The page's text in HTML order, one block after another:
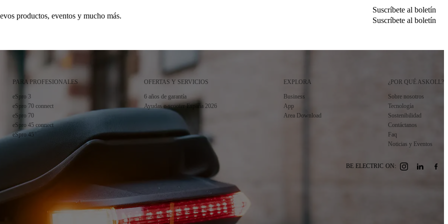
productos, eventos y mucho más.
Suscríbete al boletín
Suscríbete al boletín
PARA PROFESIONALES
eSpro 3
eSpro 70 connect
eSpro 70
eSpro 45 connect
eSpro 45
OFERTAS Y SERVICIOS
6 años de garantía
Ayudas e-scooter España 2026
EXPLORA
Business
App
Area Download
¿POR QUÉ ASKOLL?
Sobre nosotros
Tecnología
Sostenibilidad
Contáctanos
Faq
Noticias y Eventos
BE ELECTRIC ON: